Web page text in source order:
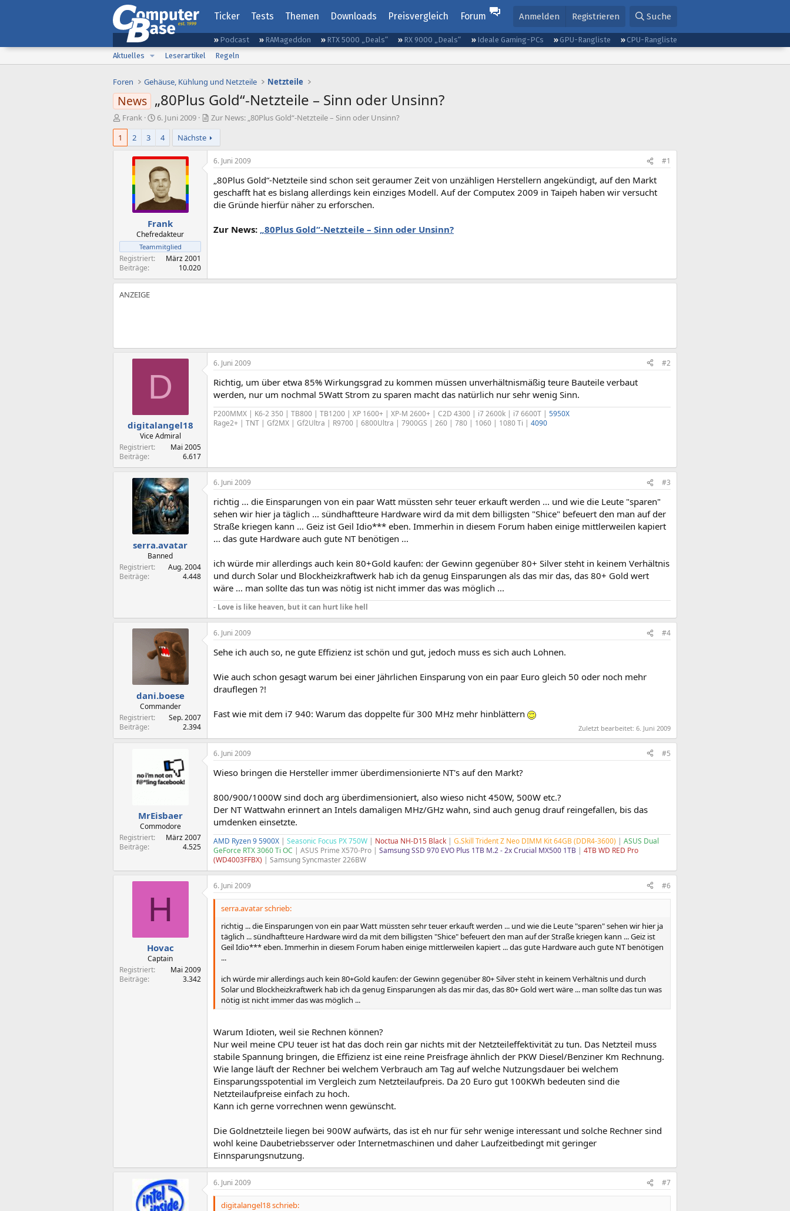
Ticker Tests Themen Downloads Preisvergleich Forum Anmelden Registrieren Suche
Podcast RAMageddon RTX 5000 „Deals“ RX 9000 „Deals“ Ideale Gaming-PCs GPU-Rangliste
CPU-Rangliste
Aktuelles
Leserartikel Regeln
Foren Gehäuse, Kühlung und Netzteile Netzteile
News „80Plus Gold“-Netzteile – Sinn oder Unsinn?
E
r
t
Frank
E
r
t
e
l
l
t
a
m
6. Juni 2009
Zur News: „80Plus Gold“-Netzteile – Sinn oder Unsinn?
1
2 3 4 Nächste
Frank
Chefredakteur
Teammitglied
Registriert
März 2001
Beiträge
10.020
6. Juni 2009 #1
„80Plus Gold“-Netzteile sind schon seit geraumer Zeit von unzähligen Herstellern angekündigt, auf den Markt
geschafft hat es bislang allerdings kein einziges Modell. Auf der Computex 2009 in Taipeh haben wir versucht
die Gründe hierfür näher zu erforschen.
Zur News: „80Plus Gold“-Netzteile – Sinn oder Unsinn?
D
digitalangel18
Vice Admiral
Registriert
Mai 2005
Beiträge
6.617
6. Juni 2009 #2
Richtig, um über etwa 85% Wirkungsgrad zu kommen müssen unverhältnismäßig teure Bauteile verbaut
werden, nur um nochmal 5Watt Strom zu sparen macht das natürlich nur sehr wenig Sinn.
P200MMX | K6-2 350 | TB800 | TB1200 | XP 1600+ | XP-M 2600+ | C2D 4300 | i7 2600k | i7 6600T | 5950X
Rage2+ | TNT | Gf2MX | Gf2Ultra | R9700 | 6800Ultra | 7900GS | 260 | 780 | 1060 | 1080 Ti | 4090
serra.avatar
Banned
Registriert
Aug. 2004
Beiträge
4.448
6. Juni 2009 #3
richtig ... die Einsparungen von ein paar Watt müssten sehr teuer erkauft werden ... und wie die Leute "sparen"
sehen wir hier ja täglich ... sündhaftteure Hardware wird da mit dem billigsten "Shice" befeuert den man auf der
Straße kriegen kann ... Geiz ist Geil Idio*** eben. Immerhin in diesem Forum haben einige mittlerweilen kapiert
... das gute Hardware auch gute NT benötigen ...
ich würde mir allerdings auch kein 80+Gold kaufen: der Gewinn gegenüber 80+ Silver steht in keinem Verhältnis
und durch Solar und Blockheizkraftwerk hab ich da genug Einsparungen als das mir das, das 80+ Gold wert
wäre ... man sollte das tun was nötig ist nicht immer das was möglich ...
- Love is like heaven, but it can hurt like hell
dani.boese
Commander
Registriert
Sep. 2007
Beiträge
2.394
6. Juni 2009 #4
Sehe ich auch so, ne gute Effizienz ist schön und gut, jedoch muss es sich auch Lohnen.
Wie auch schon gesagt warum bei einer Jährlichen Einsparung von ein paar Euro gleich 50 oder noch mehr
drauflegen ?!
Fast wie mit dem i7 940: Warum das doppelte für 300 MHz mehr hinblättern
Zuletzt bearbeitet: 6. Juni 2009
MrEisbaer
Commodore
Registriert
März 2007
Beiträge
4.525
6. Juni 2009 #5
Wieso bringen die Hersteller immer überdimensionierte NT's auf den Markt?
800/900/1000W sind doch arg überdimensioniert, also wieso nicht 450W, 500W etc.?
Der NT Wattwahn erinnert an Intels damaligen MHz/GHz wahn, sind auch genug drauf reingefallen, bis das
umdenken einsetzte.
AMD Ryzen 9 5900X | Seasonic Focus PX 750W | Noctua NH-D15 Black | G.Skill Trident Z Neo DIMM Kit 64GB (DDR4-3600) | ASUS Dual
GeForce RTX 3060 Ti OC | ASUS Prime X570-Pro | Samsung SSD 970 EVO Plus 1TB M.2 - 2x Crucial MX500 1TB | 4TB WD RED Pro
(WD4003FFBX) | Samsung Syncmaster 226BW
H
Hovac
Captain
Registriert
Mai 2009
Beiträge
3.342
6. Juni 2009 #6
serra.avatar schrieb:
richtig ... die Einsparungen von ein paar Watt müssten sehr teuer erkauft werden ... und wie die Leute "sparen" sehen wir hier ja
täglich ... sündhaftteure Hardware wird da mit dem billigsten "Shice" befeuert den man auf der Straße kriegen kann ... Geiz ist
Geil Idio*** eben. Immerhin in diesem Forum haben einige mittlerweilen kapiert ... das gute Hardware auch gute NT benötigen
...
ich würde mir allerdings auch kein 80+Gold kaufen: der Gewinn gegenüber 80+ Silver steht in keinem Verhältnis und durch
Solar und Blockheizkraftwerk hab ich da genug Einsparungen als das mir das, das 80+ Gold wert wäre ... man sollte das tun was
nötig ist nicht immer das was möglich ...
Warum Idioten, weil sie Rechnen können?
Nur weil meine CPU teuer ist hat das doch rein gar nichts mit der Netzteileffektivität zu tun. Das Netzteil muss
stabile Spannung bringen, die Effizienz ist eine reine Preisfrage ähnlich der PKW Diesel/Benziner Km Rechnung.
Wie lange läuft der Rechner bei welchem Verbrauch am Tag auf welche Nutzungsdauer bei welchem
Einsparungsspotential im Vergleich zum Netzteilaufpreis. Da 20 Euro gut 100KWh bedeuten sind die
Netzteilaufpreise einfach zu hoch.
Kann ich gerne vorrechnen wenn gewünscht.
Die Goldnetzteile liegen bei 900W aufwärts, das ist eh nur für sehr wenige interessant und solche Rechner sind
wohl keine Daubetriebsserver oder Internetmaschinen und daher Laufzeitbedingt mit geringer
Einnsparungsnutzung.
6. Juni 2009 #7
digitalangel18 schrieb: